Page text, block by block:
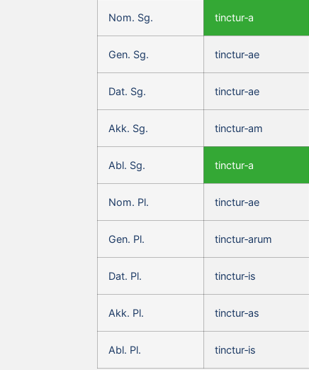
Nom. Sg. tinctur‑a
Gen. Sg. tinctur‑ae
Dat. Sg. tinctur‑ae
Akk. Sg. tinctur‑am
Abl. Sg. tinctur‑a
Nom. Pl. tinctur‑ae
Gen. Pl. tinctur‑arum
Dat. Pl. tinctur‑is
Akk. Pl. tinctur‑as
Abl. Pl. tinctur‑is